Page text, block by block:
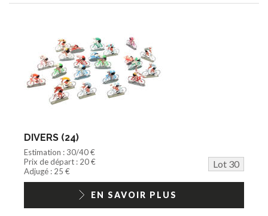
DIVERS (24)
Estimation : 30/40 €
Prix de départ : 20 €
Lot 30
Adjugé : 25 €
EN SAVOIR PLUS